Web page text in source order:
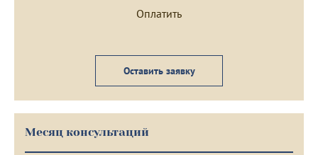
Оставить заявку
Месяц консультаций